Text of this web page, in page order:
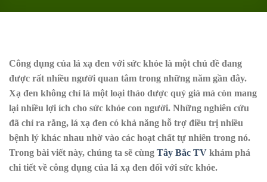
Công dụng của lá xạ đen với sức khỏe là một chủ đề đang
được rất nhiều người quan tâm trong những năm gần đây.
Xạ đen không chỉ là một loại thảo dược quý giá mà còn mang
lại nhiều lợi ích cho sức khỏe con người. Những nghiên cứu
đã chỉ ra rằng, lá xạ đen có khả năng hỗ trợ điều trị nhiều
bệnh lý khác nhau nhờ vào các hoạt chất tự nhiên trong nó.
Trong bài viết này, chúng ta sẽ cùng Tây Bắc TV khám phá
chi tiết về công dụng của lá xạ đen đối với sức khỏe.